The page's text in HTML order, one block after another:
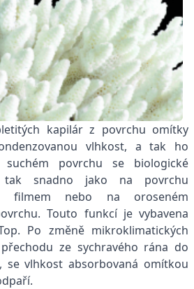
kapilár z povrchu omítky
vlhkost, a tak ho
povrchu se biologické
tak snadno jako na povrchu
filmem nebo na oroseném
Touto funkcí je vybavena
Po změně mikroklimatických
ze sychravého rána do
se vlhkost absorbovaná omítkou